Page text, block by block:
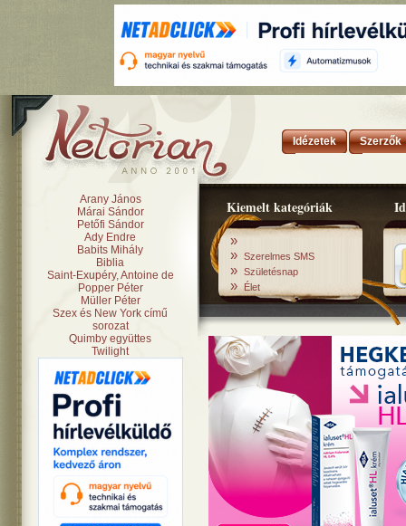
Idézetek Szerzők
Kiemelt kategóriák
»
» Szerelmes SMS
» Születésnap
» Élet
Arany János
Márai Sándor
Petőfi Sándor
Ady Endre
Babits Mihály
Biblia
Saint-Exupéry, Antoine de
Popper Péter
Müller Péter
Szex és New York című
sorozat
Quimby együttes
Twilight